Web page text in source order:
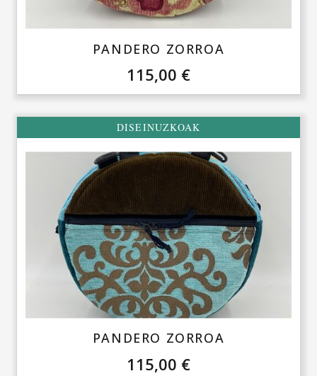
PANDERO ZORROA
115,00 €
DISEINUZKOAK
PANDERO ZORROA
115,00 €